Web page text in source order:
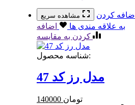
مشاهده سریع
اضافه کردن
به علاقه مندی ها
اضافه
کردن به مقایسه
شناسه محصول:
مدل رز کد 47
140000 تومان